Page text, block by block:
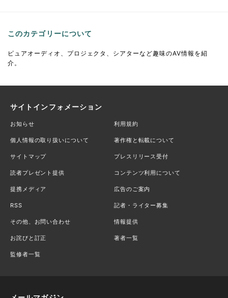
このカテゴリーについて
ピュアオーディオ、プロジェクタ、シアターなど趣味のAV情報を紹
介。
サイトインフォメーション
お知らせ 利用規約
個人情報の取り扱いについて 著作権と転載について
サイトマップ プレスリリース受付
読者プレゼント提供 コンテンツ利用について
提携メディア 広告のご案内
RSS 記者・ライター募集
その他、お問い合わせ 情報提供
お詫びと訂正 著者一覧
監修者一覧